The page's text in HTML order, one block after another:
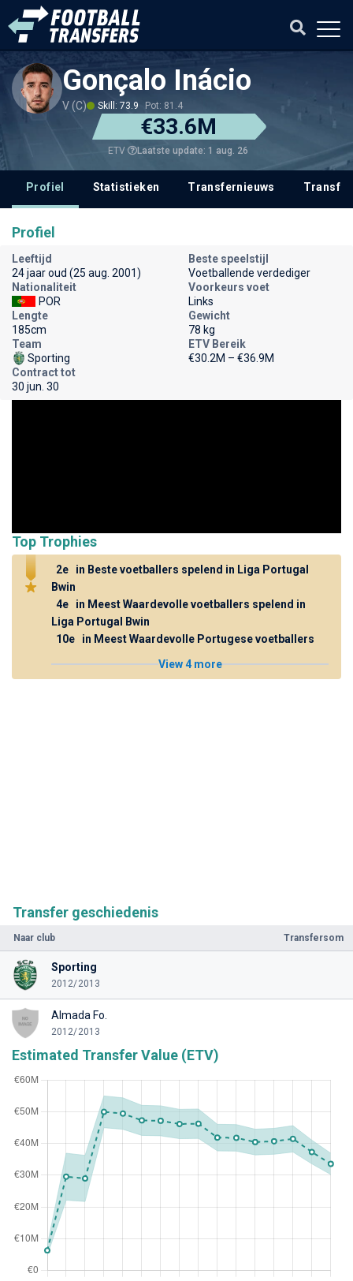
Gonçalo Inácio
V (C) Skill: 73.9 Pot: 81.4
€33.6M
ETV Laatste update: 1 aug. 26
Profiel Statistieken Transfernieuws
Transfer geschiedenis
Naar club Transfersom
Sporting
2012/2013
Almada Fo.
2012/2013
Estimated Transfer Value (ETV)
Profiel
Leeftijd
24 jaar oud (25 aug. 2001)
Beste speelstijl
Voetballende verdediger
Nationaliteit
POR
Voorkeurs voet
Links
Lengte
185cm
Gewicht
78 kg
Team
Sporting
ETV Bereik
€30.2M – €36.9M
Contract tot
30 jun. 30
Top Trophies
2e
in Beste voetballers spelend in Liga Portugal
Bwin
4e
in Meest Waardevolle voetballers spelend in
Liga Portugal Bwin
10e
in Meest Waardevolle Portugese voetballers
View 4 more